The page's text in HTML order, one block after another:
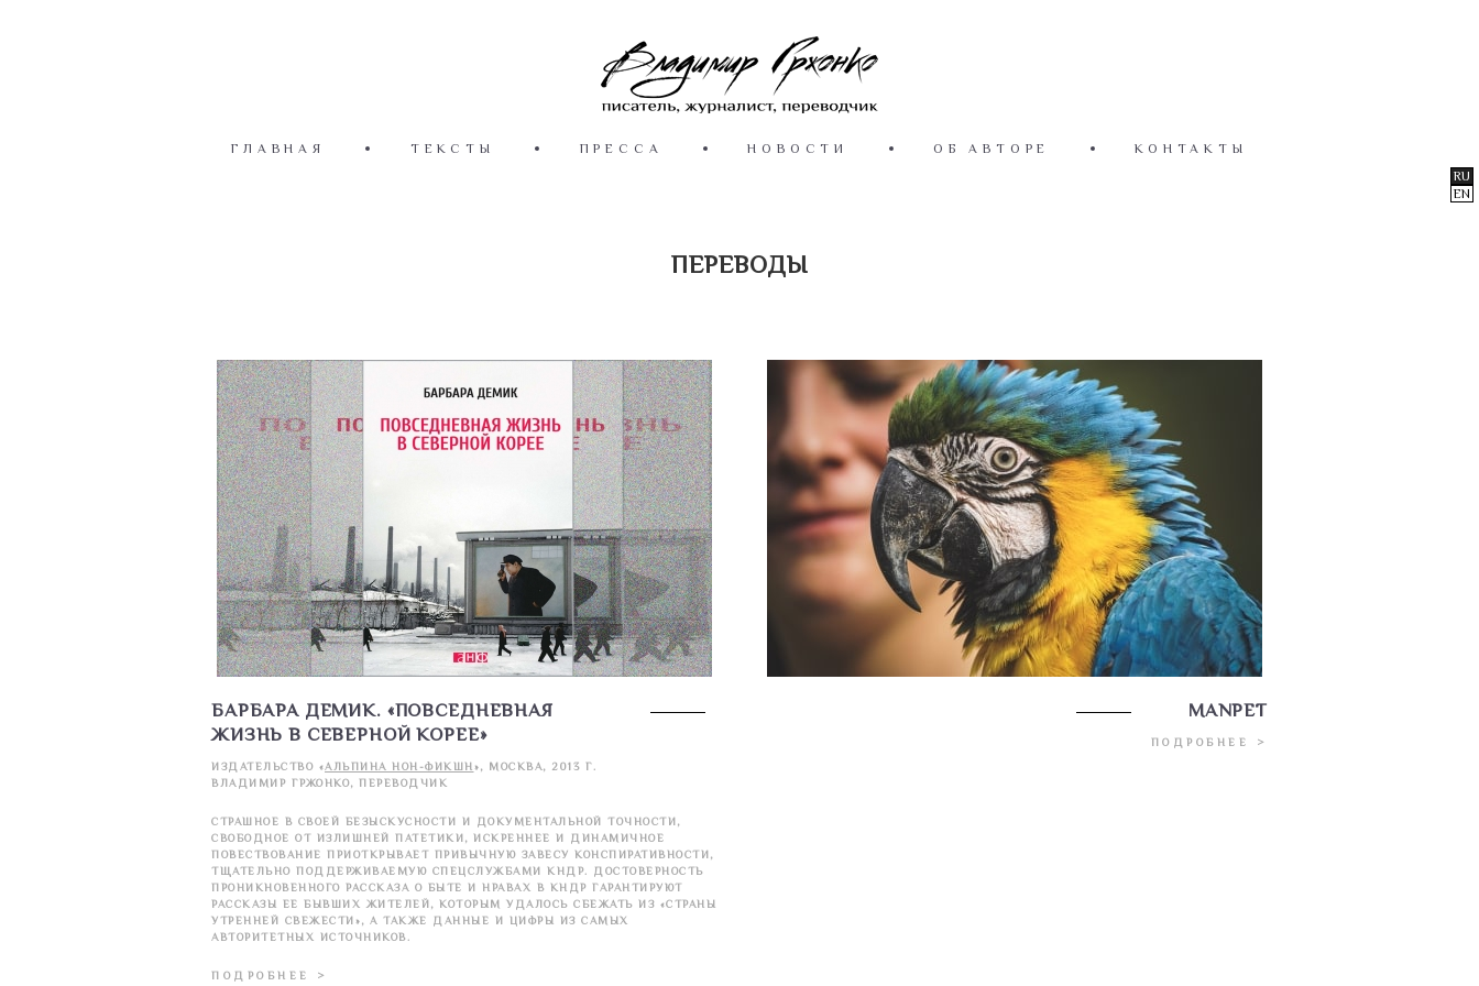
ГЛАВНАЯ ТЕКСТЫ ПРЕССА НОВОСТИ ОБ АВТОРЕ КОНТАКТЫ
ПЕРЕВОДЫ
БАРБАРА ДЕМИК. «ПОВСЕДНЕВНАЯ
ЖИЗНЬ В СЕВЕРНОЙ КОРЕЕ»
ИЗДАТЕЛЬСТВО «АЛЬПИНА НОН-ФИКШН », МОСКВА, 2013 Г.
ВЛАДИМИР ГРЖОНКО, ПЕРЕВОДЧИК
СТРАШНОЕ В СВОЕЙ БЕЗЫСКУСНОСТИ И ДОКУМЕНТАЛЬНОЙ ТОЧНОСТИ,
СВОБОДНОЕ ОТ ИЗЛИШНЕЙ ПАТЕТИКИ, ИСКРЕННЕЕ И ДИНАМИЧНОЕ
ПОВЕСТВОВАНИЕ ПРИОТКРЫВАЕТ ПРИВЫЧНУЮ ЗАВЕСУ КОНСПИРАТИВНОСТИ,
ТЩАТЕЛЬНО ПОДДЕРЖИВАЕМУЮ СПЕЦСЛУЖБАМИ КНДР. ДОСТОВЕРНОСТЬ
ПРОНИКНОВЕННОГО РАССКАЗА О БЫТЕ И НРАВАХ В КНДР ГАРАНТИРУЮТ
РАССКАЗЫ ЕЕ БЫВШИХ ЖИТЕЛЕЙ, КОТОРЫМ УДАЛОСЬ СБЕЖАТЬ ИЗ «СТРАНЫ
УТРЕННЕЙ СВЕЖЕСТИ», А ТАКЖЕ ДАННЫЕ И ЦИФРЫ ИЗ САМЫХ
АВТОРИТЕТНЫХ ИСТОЧНИКОВ.
ПОДРОБНЕЕ >
MANPET
ПОДРОБНЕЕ >
RU
EN